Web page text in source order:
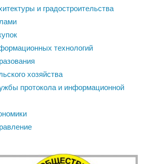
и градостроительства
технологий
хозяйства
протокола и информационной